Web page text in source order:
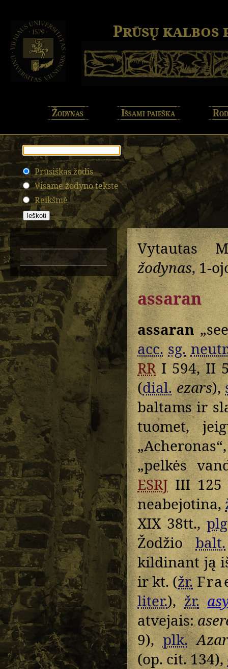
Prūsų kalbos
Žodynas Išsami paieška
Prūsiškas žodis
Visame žodyno tekste
Reikšmė
Vytautas
žodynas, 1-
assaran
assaran
acc. sg.
RRI 594, II
(dial. ezars),
baltams ir
tuomet,
„pelkės
ESRJIII
neabejotina,
XIX 38tt.,
Žodžiobalt.
kildinant ją
ir kt. (žr.
liter.),žr.
atvejais:
9),plk.
(op. cit. 134),